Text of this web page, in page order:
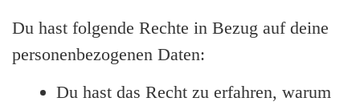
Du hast folgende Rechte in Bezug auf deine
personenbezogenen Daten:
Du hast das Recht zu erfahren, warum